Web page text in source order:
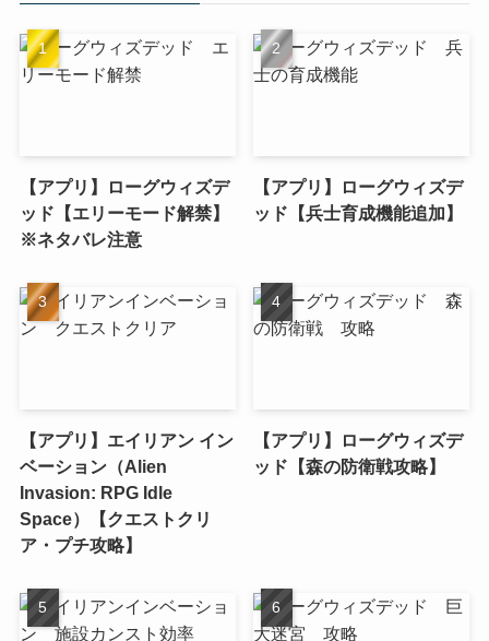
【アプリ】ローグウィズデ
ッド【エリーモード解禁】
※ネタバレ注意
【アプリ】ローグウィズデ
ッド【兵士育成機能追加】
【アプリ】エイリアン イン
ベーション（Alien
Invasion: RPG Idle
Space）【クエストクリ
ア・プチ攻略】
【アプリ】ローグウィズデ
ッド【森の防衛戦攻略】